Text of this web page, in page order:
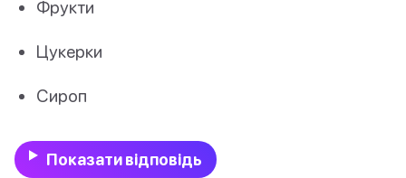
Фрукти
Цукерки
Сироп
Показати відповідь